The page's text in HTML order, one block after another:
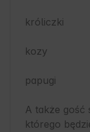
króliczki
kozy
papugi
A także gość
którego